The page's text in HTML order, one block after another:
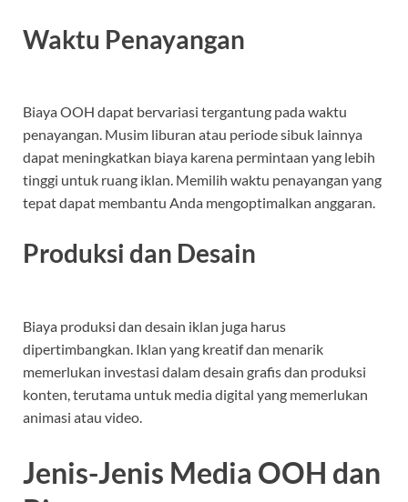
Waktu Penayangan
Biaya OOH dapat bervariasi tergantung pada waktu
penayangan. Musim liburan atau periode sibuk lainnya
dapat meningkatkan biaya karena permintaan yang lebih
tinggi untuk ruang iklan. Memilih waktu penayangan yang
tepat dapat membantu Anda mengoptimalkan anggaran.
Produksi dan Desain
Biaya produksi dan desain iklan juga harus
dipertimbangkan. Iklan yang kreatif dan menarik
memerlukan investasi dalam desain grafis dan produksi
konten, terutama untuk media digital yang memerlukan
animasi atau video.
Jenis-Jenis Media OOH dan